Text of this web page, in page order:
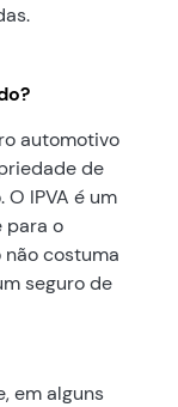
automotivo
de
IPVA é um
para o
costuma
seguro de
em alguns